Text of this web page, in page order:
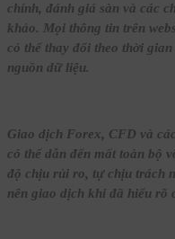
chính, đánh giá sàn và các
khảo. Mọi thông tin trên
có thể thay đổi theo thời
nguồn dữ liệu.
Giao dịch Forex, CFD và
có thể dẫn đến mất toàn bộ
độ chịu rủi ro, tự chịu trách
nên giao dịch khi đã hiểu rõ